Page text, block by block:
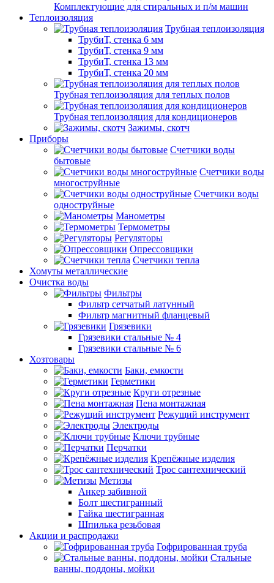
Комплектующие для стиральных и п/м машин
Теплоизоляция
Трубная теплоизоляция
ТрубиТ, стенка 6 мм
ТрубиТ, стенка 9 мм
ТрубиТ, стенка 13 мм
ТрубиТ, стенка 20 мм
Трубная теплоизоляция для теплых полов
Трубная теплоизоляция для кондиционеров
Зажимы, скотч
Приборы
Счетчики воды
бытовые
Счетчики воды
многоструйные
Счетчики воды
одноструйные
Манометры
Термометры
Регуляторы
Опрессовщики
Счетчики тепла
Хомуты металлические
Очистка воды
Фильтры
Фильтр сетчатый латунный
Фильтр магнитный фланцевый
Грязевики
Грязевики стальные № 4
Грязевики стальные № 6
Хозтовары
Баки, емкости
Герметики
Круги отрезные
Пена монтажная
Режущий инструмент
Электроды
Ключи трубные
Перчатки
Крепёжные изделия
Трос сантехнический
Метизы
Анкер забивной
Болт шестигранный
Гайка шестигранная
Шпилька резьбовая
Акции и распродажи
Гофрированная труба
Стальные
ванны, поддоны, мойки